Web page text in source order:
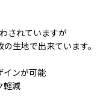
されていますが
生地で出来ています。
インが可能
軽減